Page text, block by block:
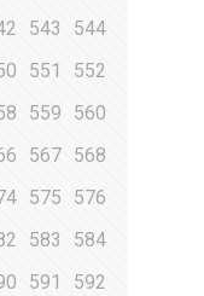
543
544
551
552
559
560
567 568
575
576
583
584
591
592